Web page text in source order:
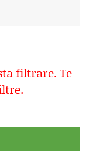
filtrare. Te